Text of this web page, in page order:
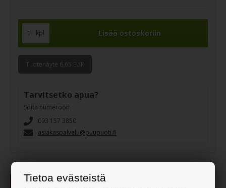
Tietoa evästeistä
kpl
Tuotenäyte 6,65 EUR
Tarvitsetko apua?
Soita numeroon
093 157 3850
asiakaspalvelu@puupuoti.fi
Tuotekuvaus Lisätietoa